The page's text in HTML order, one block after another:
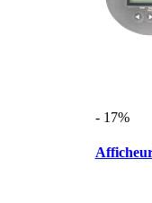
- 17%